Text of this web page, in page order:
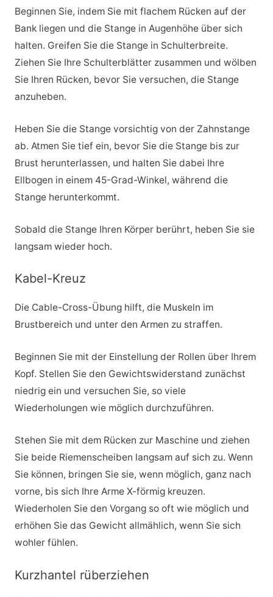
Beginnen Sie, indem Sie mit flachem Rücken auf der
Bank liegen und die Stange in Augenhöhe über sich
halten. Greifen Sie die Stange in Schulterbreite.
Ziehen Sie Ihre Schulterblätter zusammen und wölben
Sie Ihren Rücken, bevor Sie versuchen, die Stange
anzuheben.
Heben Sie die Stange vorsichtig von der Zahnstange
ab. Atmen Sie tief ein, bevor Sie die Stange bis zur
Brust herunterlassen, und halten Sie dabei Ihre
Ellbogen in einem 45-Grad-Winkel, während die
Stange herunterkommt.
Sobald die Stange Ihren Körper berührt, heben Sie sie
langsam wieder hoch.
Kabel-Kreuz
Die Cable-Cross-Übung hilft, die Muskeln im
Brustbereich und unter den Armen zu straffen.
Beginnen Sie mit der Einstellung der Rollen über Ihrem
Kopf. Stellen Sie den Gewichtswiderstand zunächst
niedrig ein und versuchen Sie, so viele
Wiederholungen wie möglich durchzuführen.
Stehen Sie mit dem Rücken zur Maschine und ziehen
Sie beide Riemenscheiben langsam auf sich zu. Wenn
Sie können, bringen Sie sie, wenn möglich, ganz nach
vorne, bis sich Ihre Arme X-förmig kreuzen.
Wiederholen Sie den Vorgang so oft wie möglich und
erhöhen Sie das Gewicht allmählich, wenn Sie sich
wohler fühlen.
Kurzhantel rüberziehen